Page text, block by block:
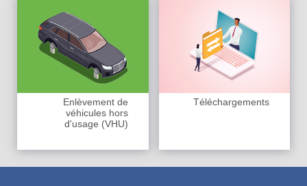
Enlèvement de
véhicules hors
d'usage (VHU)
Téléchargements